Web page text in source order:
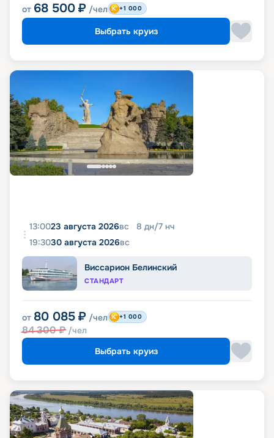
от 68 500 ₽ /чел +1 000
Выбрать круиз
13:0023 августа 2026вс 8 дн/7 нч
19:3030 августа 2026вс
Виссарион Белинский
СТАНДАРТ
от 80 085 ₽ /чел
84 300₽ /чел
+1 000
Выбрать круиз